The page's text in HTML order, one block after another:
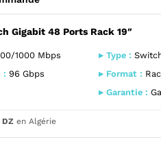
48 Ports Rack 19" —
Gigabit 48 Ports Rack 19"
Gigabit 48 Ports Rack 19″
1000 Mbps ▸ Type :
: 96 Gbps ▸ Format :
▸ Garantie :
DZ en Algérie